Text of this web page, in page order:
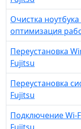
Очистка
оптимизация
Переустановка
Fujitsu
Переустановка
Fujitsu
Подключение Wi-